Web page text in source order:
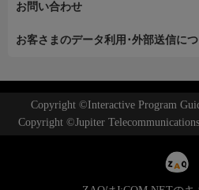
お問い合わせ
お客さまのデータ利用･外部送信に
Copyright ©Interactive Program
Copyright ©Jupiter